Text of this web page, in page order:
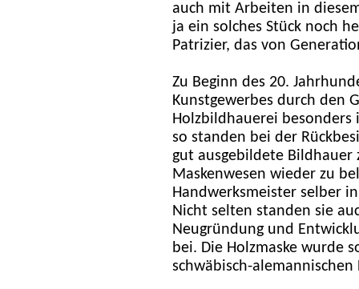
auch mit Arbeiten in
ja ein solches Stück noch
Patrizier, das von
Zu Beginn des 20.
Kunstgewerbes durch den
Holzbildhauerei besonders
so standen bei der
gut ausgebildete Bildhauer
Maskenwesen wieder zu
Handwerksmeister selber
Nicht selten standen sie
Neugründung und
bei. Die Holzmaske wurde
schwäbisch-alemannischen